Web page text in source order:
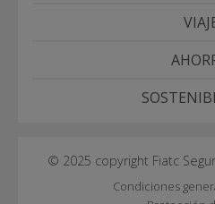
© 2025 copyright Fiatc
Condiciones